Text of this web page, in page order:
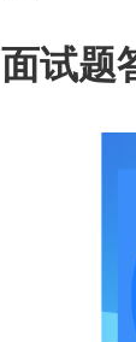
面试题